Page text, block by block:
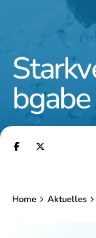
Home Aktuelles